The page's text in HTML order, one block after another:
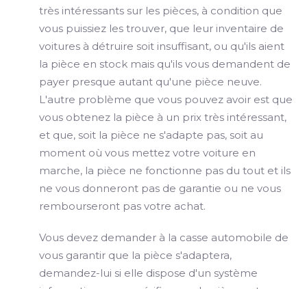
très intéressants sur les pièces, à condition que
vous puissiez les trouver, que leur inventaire de
voitures à détruire soit insuffisant, ou qu'ils aient
la pièce en stock mais qu'ils vous demandent de
payer presque autant qu'une pièce neuve.
L'autre problème que vous pouvez avoir est que
vous obtenez la pièce à un prix très intéressant,
et que, soit la pièce ne s'adapte pas, soit au
moment où vous mettez votre voiture en
marche, la pièce ne fonctionne pas du tout et ils
ne vous donneront pas de garantie ou ne vous
rembourseront pas votre achat.
Vous devez demander à la casse automobile de
vous garantir que la pièce s'adaptera,
demandez-lui si elle dispose d'un système